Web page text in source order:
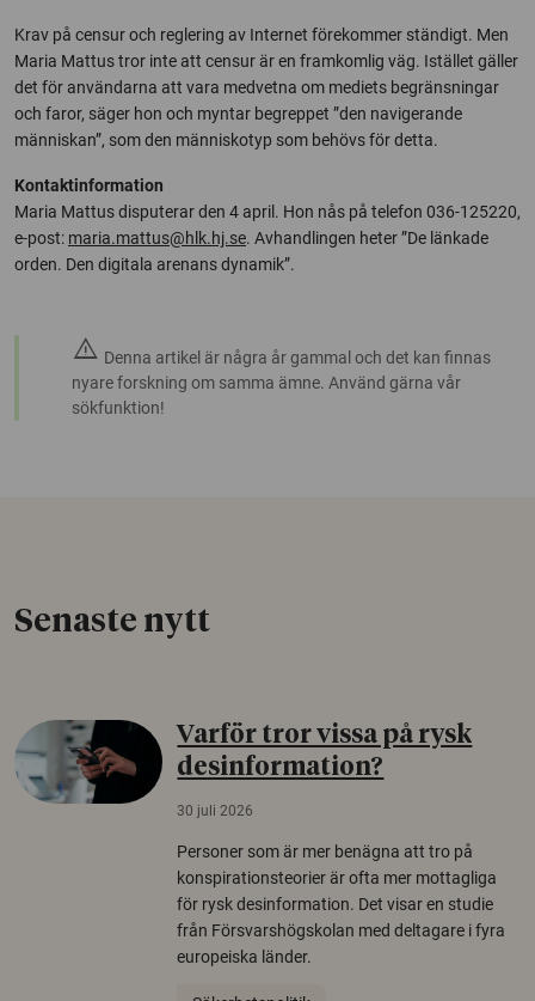
Krav på censur och reglering av Internet förekommer ständigt. Men
Maria Mattus tror inte att censur är en framkomlig väg. Istället gäller
det för användarna att vara medvetna om mediets begränsningar
och faror, säger hon och myntar begreppet ”den navigerande
människan”, som den människotyp som behövs för detta.
Kontaktinformation
Maria Mattus disputerar den 4 april. Hon nås på telefon 036-125220,
e-post: maria.mattus@hlk.hj.se. Avhandlingen heter ”De länkade
orden. Den digitala arenans dynamik”.
warning Denna artikel är några år gammal och det kan finnas
nyare forskning om samma ämne. Använd gärna vår
sökfunktion!
Senaste nytt
Varför tror vissa på rysk
desinformation?
30 juli 2026
Personer som är mer benägna att tro på
konspirationsteorier är ofta mer mottagliga
för rysk desinformation. Det visar en studie
från Försvarshögskolan med deltagare i fyra
europeiska länder.